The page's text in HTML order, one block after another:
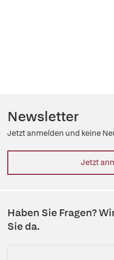
Newsletter
Jetzt anmelden und keine
Jetzt
Haben Sie Fragen?
Sie da.